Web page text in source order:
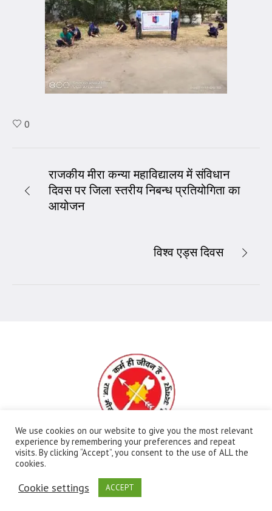
0
राजकीय मीरा कन्या महाविद्यालय में संविधान
दिवस पर जिला स्तरीय निबन्ध प्रतियोगिता का
आयोजन
विश्व एड्स दिवस
All Rights Reserved | Ⓒ Government Meera Girls
We use cookies on our website to give you the most relevant
experience by remembering your preferences and repeat
visits. By clicking “Accept”, you consent to the use of ALL the
cookies.
Cookie settings ACCEPT